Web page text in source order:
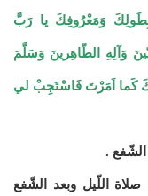
بِطَولِكَ وَمَعْرُوفِكَ يا رَبَّ
وَآلِهِ الطّاهِرينَ وَسَلَّمَ
كَما اَمَرْتَ فَاسْتَجِبْ لي
.
اللّيل وبعد الشّفع